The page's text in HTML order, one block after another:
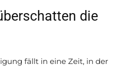
die
fällt in eine Zeit, in der